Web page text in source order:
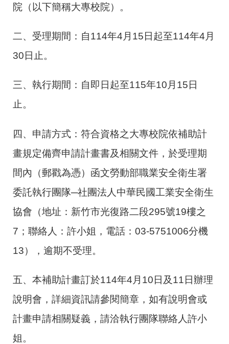
院（以下簡稱大專校院）。
二、受理期間：自114年4月15日起至114年4月
30日止。
三、執行期間：自即日起至115年10月15日
止。
四、申請方式：符合資格之大專校院依補助計
畫規定備齊申請計畫書及相關文件，於受理期
間內（郵戳為憑）函文勞動部職業安全衛生署
委託執行團隊─社團法人中華民國工業安全衛生
協會（地址：新竹市光復路二段295號19樓之
7；聯絡人：許小姐，電話：03-5751006分機
13），逾期不受理。
五、本補助計畫訂於114年4月10日及11日辦理
說明會，詳細資訊請參閱簡章，如有說明會或
計畫申請相關疑義，請洽執行團隊聯絡人許小
姐。